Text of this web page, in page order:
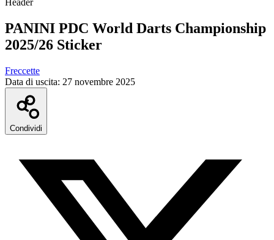
PANINI PDC World Darts Championship
2025/26 Sticker
Freccette
Data di uscita: 27 novembre 2025
Condividi